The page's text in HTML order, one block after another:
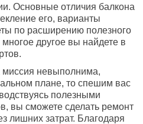
Основные отличия балкона
его, варианты
по расширению полезного
другое вы найдете в
миссия невыполнима,
плане, то спешим вас
полезными
вы сможете сделать ремонт
лишних затрат. Благодаря